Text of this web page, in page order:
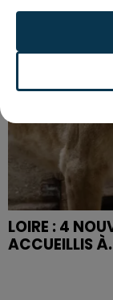
LOIRE : 4
ACCUEILLIS